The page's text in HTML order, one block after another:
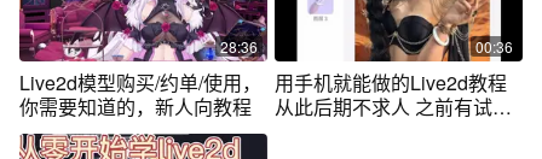
28:36
Live2d模型购买/约单/使用，
你需要知道的，新人向教程
00:36
用手机就能做的Live2d教程
从此后期不求人 之前有试过